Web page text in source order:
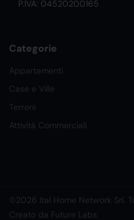
P.IVA: 04520200165
Categorie
Appartamenti
Case e Ville
Terreni
Attività Commerciali
©2026 Ital Home Network Srl.
Creato da Future Labs